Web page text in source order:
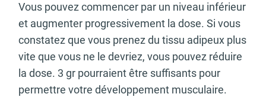
Vous pouvez commencer par un niveau inférieur
et augmenter progressivement la dose. Si vous
constatez que vous prenez du tissu adipeux plus
vite que vous ne le devriez, vous pouvez réduire
la dose. 3 gr pourraient être suffisants pour
permettre votre développement musculaire.